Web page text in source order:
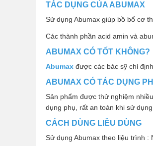
TÁC DỤNG CỦA ABUMAX
Sử dụng Abumax giúp bồ bổ cơ
Các thành phần acid amin và
ABUMAX CÓ TỐT KHÔNG?
Abumax được các bác sỹ chỉ
ABUMAX CÓ TÁC DỤNG
Sản phẩm được thử nghiệm
dụng phụ, rất an toàn khi sử dụng.
CÁCH DÙNG LIỀU DÙNG
Sử dụng Abumax theo liệu trình :